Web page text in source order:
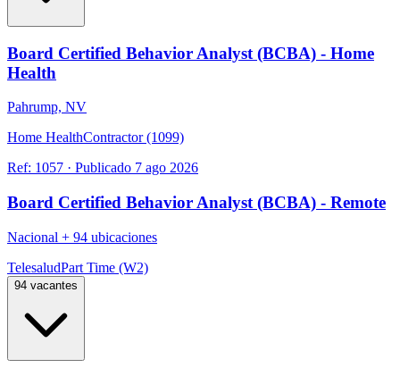
Board Certified Behavior Analyst (BCBA) - Home
Health
Pahrump, NV
Home HealthContractor (1099)
Ref: 1057 · Publicado 7 ago 2026
Board Certified Behavior Analyst (BCBA) - Remote
Nacional + 94 ubicaciones
TelesaludPart Time (W2)
94 vacantes